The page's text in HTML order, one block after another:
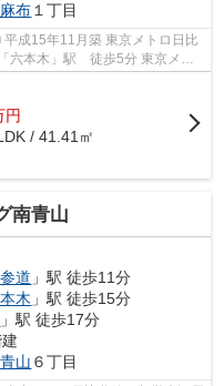
布１丁目
六本木」駅 徒歩5分 東京メト
円
/ 41.41㎡
南青山
道 」駅 徒歩11分
木 」駅 徒歩15分
」駅 徒歩17分
山 ６丁目